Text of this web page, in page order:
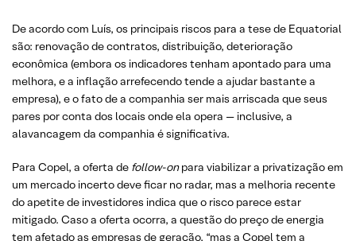
De acordo com Luís, os principais riscos para a tese de Equatorial
são: renovação de contratos, distribuição, deterioração
econômica (embora os indicadores tenham apontado para uma
melhora, e a inflação arrefecendo tende a ajudar bastante a
empresa), e o fato de a companhia ser mais arriscada que seus
pares por conta dos locais onde ela opera — inclusive, a
alavancagem da companhia é significativa.
Para Copel, a oferta de follow-onpara viabilizar a privatização em
um mercado incerto deve ficar no radar, mas a melhoria recente
do apetite de investidores indica que o risco parece estar
mitigado. Caso a oferta ocorra, a questão do preço de energia
tem afetado as empresas de geração, “mas a Copel tem a